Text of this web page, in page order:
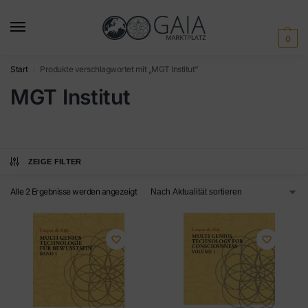
0
Start Produkte verschlagwortet mit „MGT Institut“
MGT Institut
ZEIGE FILTER
Alle 2 Ergebnisse werden angezeigt